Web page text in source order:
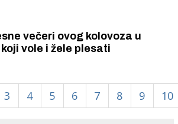
večeri ovog kolovoza u
vole i žele plesati
3 4 5 6 7 8 9 10